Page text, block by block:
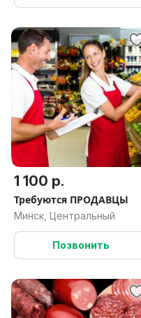
1 100 р.
Требуются ПРОДАВЦЫ
Минск, Центральный
Позвонить